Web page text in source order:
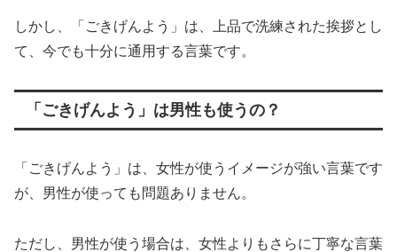
しかし、「ごきげんよう」は、上品で洗練された挨拶とし
て、今でも十分に通用する言葉です。
「ごきげんよう」は男性も使うの？
「ごきげんよう」は、女性が使うイメージが強い言葉です
が、男性が使っても問題ありません。
ただし、男性が使う場合は、女性よりもさらに丁寧な言葉